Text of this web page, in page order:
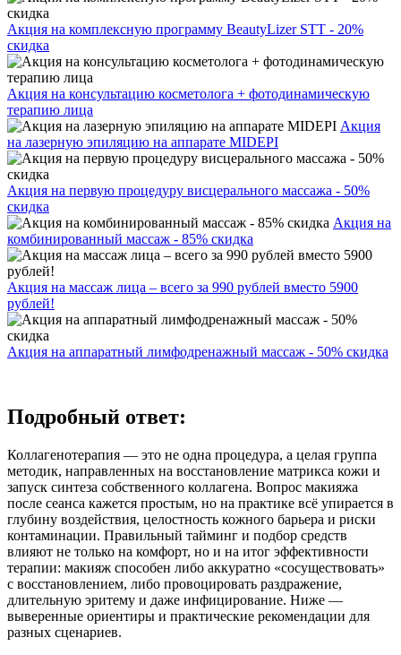
Акция на комплексную программу BeautyLizer STT - 20%
скидка
Акция на консультацию косметолога + фотодинамическую
терапию лица
Акция
на лазерную эпиляцию на аппарате MIDEPI
Акция на первую процедуру висцерального массажа - 50%
скидка
Акция на
комбинированный массаж - 85% скидка
Акция на массаж лица – всего за 990 рублей вместо 5900
рублей!
Акция на аппаратный лимфодренажный массаж - 50% скидка
Подробный ответ:
Коллагенотерапия — это не одна процедура, а целая группа
методик, направленных на восстановление матрикса кожи и
запуск синтеза собственного коллагена. Вопрос макияжа
после сеанса кажется простым, но на практике всё упирается в
глубину воздействия, целостность кожного барьера и риски
контаминации. Правильный тайминг и подбор средств
влияют не только на комфорт, но и на итог эффективности
терапии: макияж способен либо аккуратно «сосуществовать»
с восстановлением, либо провоцировать раздражение,
длительную эритему и даже инфицирование. Ниже —
выверенные ориентиры и практические рекомендации для
разных сценариев.